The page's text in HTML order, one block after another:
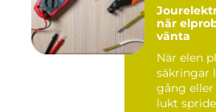
när
vänta
När elen
säkringar
gång eller
lukt